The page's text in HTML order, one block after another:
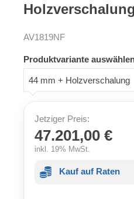
AV1819NF
Produktvariante
44 mm + Holzverschalung
Jetziger Preis:
47.201,00 €
inkl. 19% MwSt.
Kauf auf Raten